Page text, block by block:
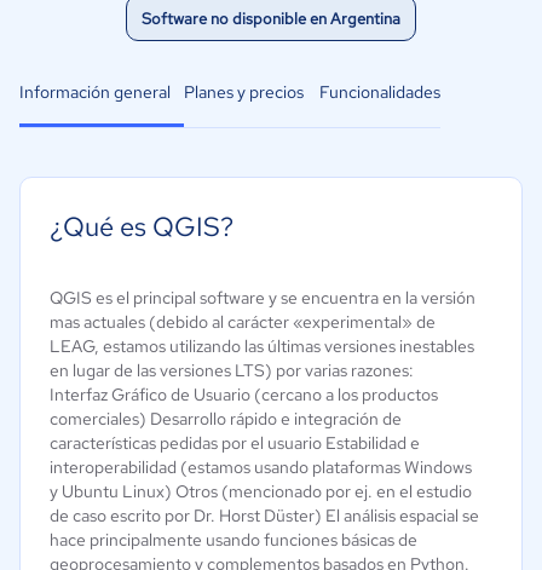
Software no disponible en Argentina
Información general Planes y precios Funcionalidades
¿Qué es QGIS?
QGIS es el principal software y se encuentra en la versión
mas actuales (debido al carácter «experimental» de
LEAG, estamos utilizando las últimas versiones inestables
en lugar de las versiones LTS) por varias razones:
Interfaz Gráfico de Usuario (cercano a los productos
comerciales) Desarrollo rápido e integración de
características pedidas por el usuario Estabilidad e
interoperabilidad (estamos usando plataformas Windows
y Ubuntu Linux) Otros (mencionado por ej. en el estudio
de caso escrito por Dr. Horst Düster) El análisis espacial se
hace principalmente usando funciones básicas de
geoprocesamiento y complementos basados en Python.